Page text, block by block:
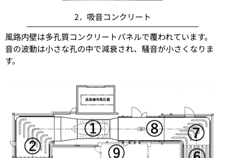
2．吸音コンクリート
風路内壁は多孔質コンクリートパネルで覆われています。
音の波動は小さな孔の中で減衰され、騒音が小さくなりま
す。